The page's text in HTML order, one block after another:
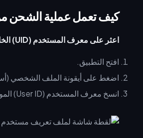
كيف تعمل عملية الشحن من
اعثر على معرف المستخدم (UID) الخاص بك:
افتح التطبيق.
اضغط على أيقونة الملف الشخصي
انسخ معرف المستخدم (User ID) الموجود أسفل اسمك المستعار.